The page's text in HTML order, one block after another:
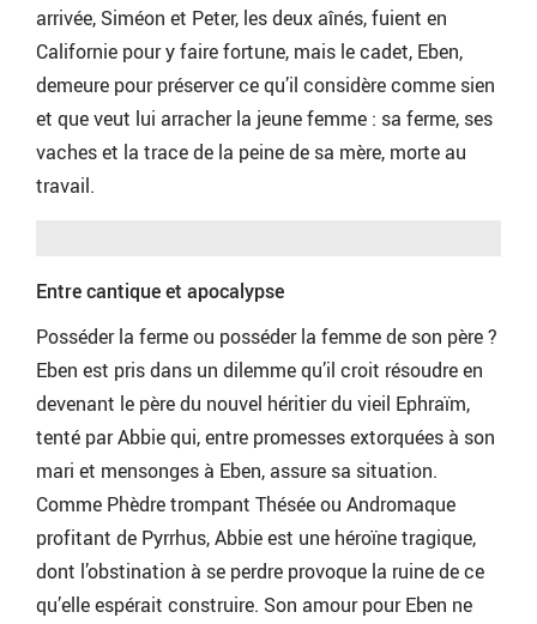
arrivée, Siméon et Peter, les deux aînés, fuient en
Californie pour y faire fortune, mais le cadet, Eben,
demeure pour préserver ce qu’il considère comme sien
et que veut lui arracher la jeune femme : sa ferme, ses
vaches et la trace de la peine de sa mère, morte au
travail.
Entre cantique et apocalypse
Posséder la ferme ou posséder la femme de son père ?
Eben est pris dans un dilemme qu’il croit résoudre en
devenant le père du nouvel héritier du vieil Ephraïm,
tenté par Abbie qui, entre promesses extorquées à son
mari et mensonges à Eben, assure sa situation.
Comme Phèdre trompant Thésée ou Andromaque
profitant de Pyrrhus, Abbie est une héroïne tragique,
dont l’obstination à se perdre provoque la ruine de ce
qu’elle espérait construire. Son amour pour Eben ne